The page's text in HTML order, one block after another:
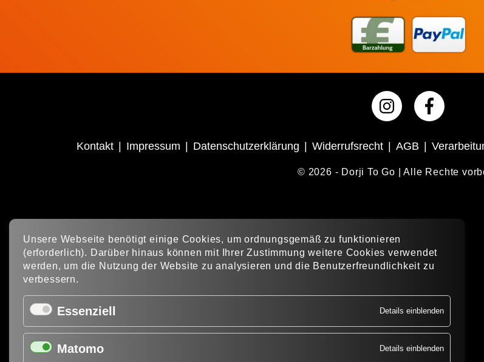
Kontakt Impressum Datenschutzerklärung Widerrufsrecht AGB
© 2026 - Dorji To Go | Alle Rechte
Unsere Webseite benötigt einige Cookies, um ordnungsgemäß zu funktio­nieren
(erforderlich). Darüber hinaus können mit Ihrer Zustimmung weitere Cookies verwendet
werden, um die Nutzung der Website zu analysieren und die Benutzer­freund­lichkeit zu
verbessern.
Essenziell Details einblenden
Matomo Details einblenden